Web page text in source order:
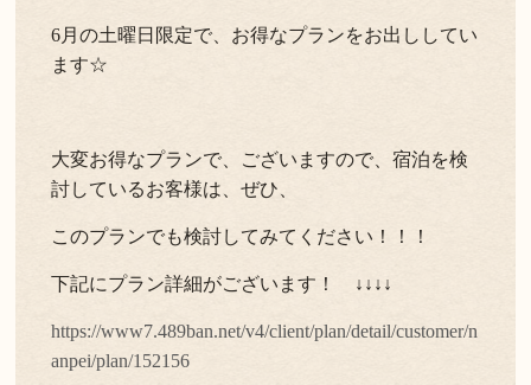
6月の土曜日限定で、お得なプランをお出ししてい
ます☆
大変お得なプランで、ございますので、宿泊を検
討しているお客様は、ぜひ、
このプランでも検討してみてください！！！
下記にプラン詳細がございます！ ↓↓↓↓
https://www7.489ban.net/v4/client/plan/detail/customer/n
anpei/plan/152156